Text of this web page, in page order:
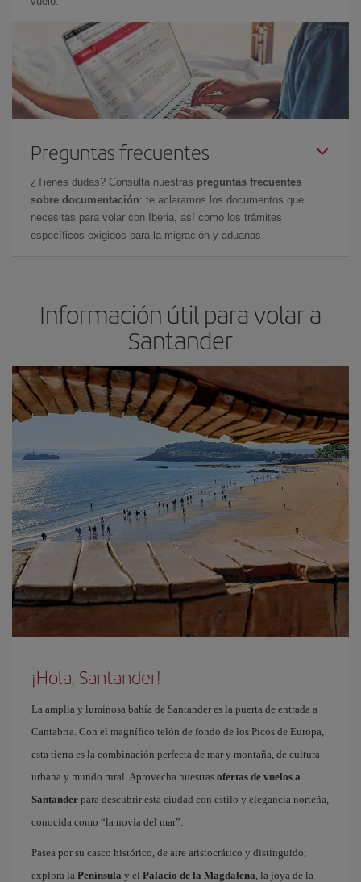
Preguntas frecuentes
¿Tienes dudas? Consulta nuestras preguntas frecuentes
sobre documentación: te aclaramos los documentos que
necesitas para volar con Iberia, así como los trámites
específicos exigidos para la migración y aduanas.
Información útil para volar a
Santander
¡Hola, Santander!
La amplia y luminosa bahía de Santander es la puerta de entrada a
Cantabria. Con el magnífico telón de fondo de los Picos de Europa,
esta tierra es la combinación perfecta de mar y montaña, de cultura
urbana y mundo rural. Aprovecha nuestras ofertas de vuelos a
Santander para descubrir esta ciudad con estilo y elegancia norteña,
conocida como “la novia del mar”.
Pasea por su casco histórico, de aire aristocrático y distinguido;
explora la Península y el Palacio de la Magdalena, la joya de la